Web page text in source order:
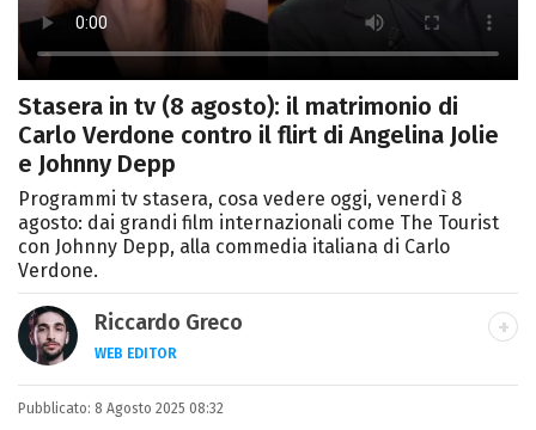
Stasera in tv (8 agosto): il matrimonio di
Carlo Verdone contro il flirt di Angelina Jolie
e Johnny Depp
Programmi tv stasera, cosa vedere oggi, venerdì 8
agosto: dai grandi film internazionali come The Tourist
con Johnny Depp, alla commedia italiana di Carlo
Verdone.
Riccardo Greco
WEB EDITOR
LINKEDIN
Si avvicina all'editoria studiando all'IED
Pubblicato: 8 Agosto 2025 08:32